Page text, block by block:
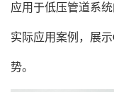
应用于低压管道系
实际应用案例，展
势。